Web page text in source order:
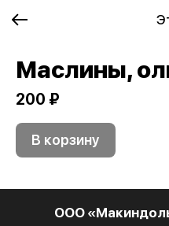
Маслины,
200 ₽
В корзину
ООО